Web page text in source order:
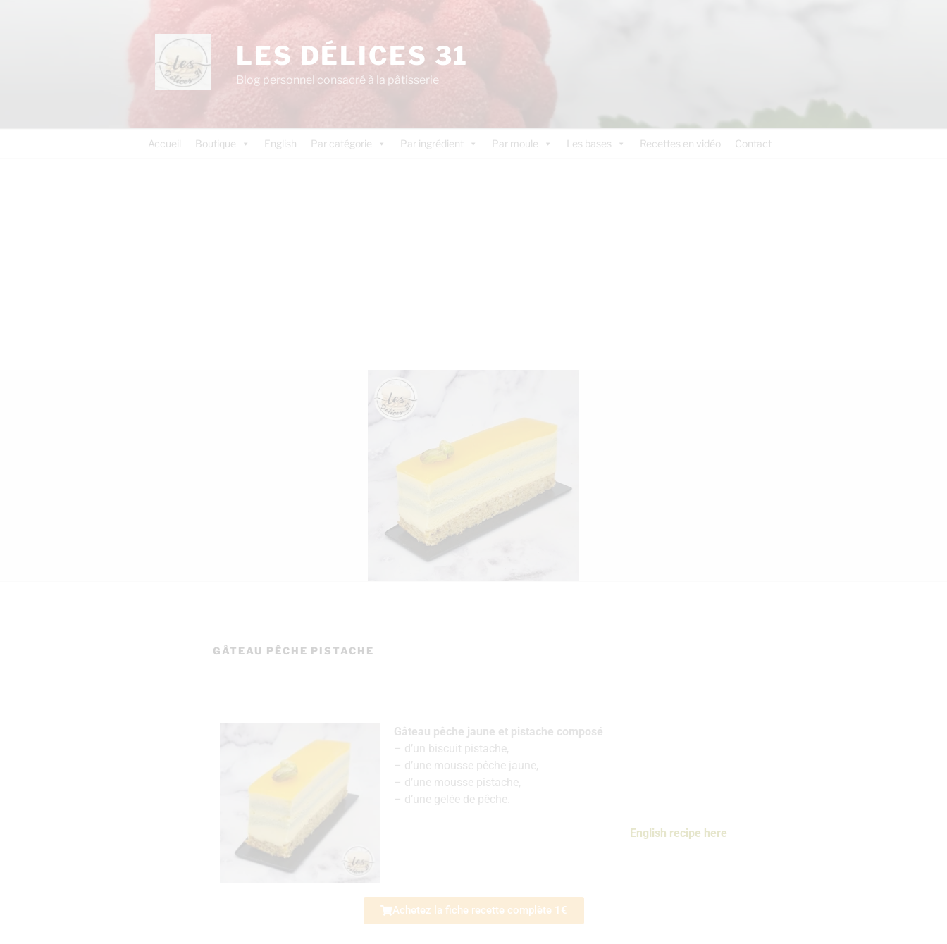
LES DÉLICES 31
Blog personnel consacré à la pâtisserie
Accueil Boutique English Par catégorie Par ingrédient Par moule Les bases Recettes en vidéo Contact
GÂTEAU PÊCHE PISTACHE
Gâteau pêche jaune et pistache composé
– d’un biscuit pistache,
– d’une mousse pêche jaune,
– d’une mousse pistache,
– d’une gelée de pêche.
English recipe here
Achetez la fiche recette complète 1€